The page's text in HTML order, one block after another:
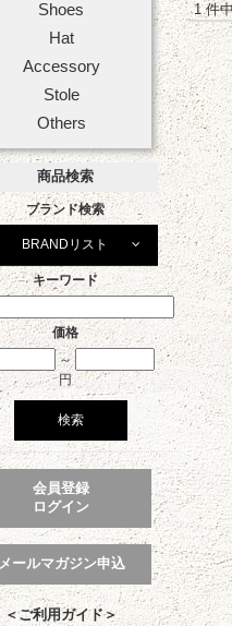
Shoes
Hat
Accessory
Stole
Others
商品検索
ブランド検索
BRANDリスト
キーワード
価格
～
円
会員登録
ログイン
メールマガジン申込
＜ご利用ガイド＞
1 件